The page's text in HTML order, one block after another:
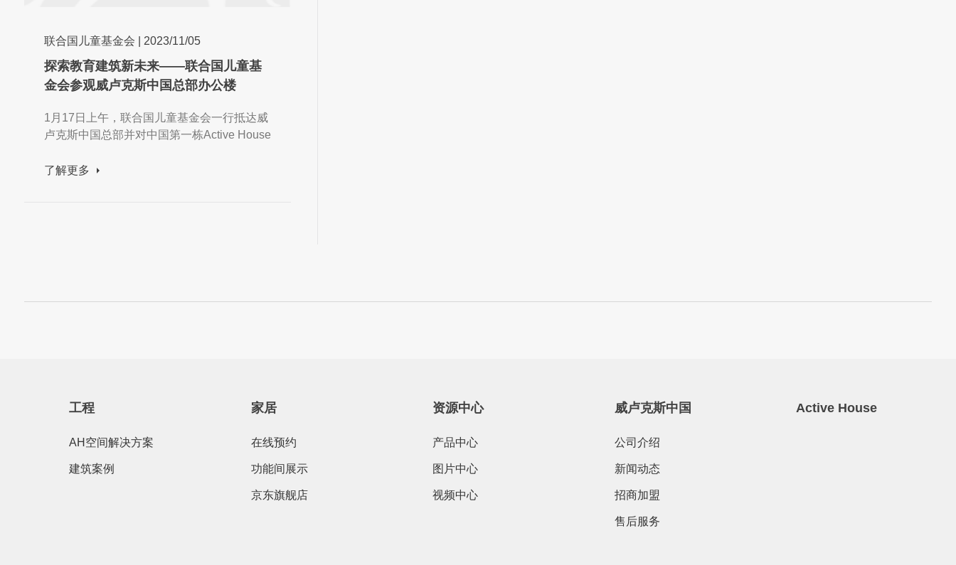
联合国儿童基金会 2023/11/05
探索教育建筑新未来——联合国儿童基
金会参观威卢克斯中国总部办公楼
1月17日上午，联合国儿童基金会一行抵达威
卢克斯中国总部并对中国第一栋Active House
了参观。
了解更多
工程
AH空间解决方案
建筑案例
家居
在线预约
功能间展示
京东旗舰店
资源中心
产品中心
图片中心
视频中心
威卢克斯中国
公司介绍
新闻动态
招商加盟
售后服务
Active House